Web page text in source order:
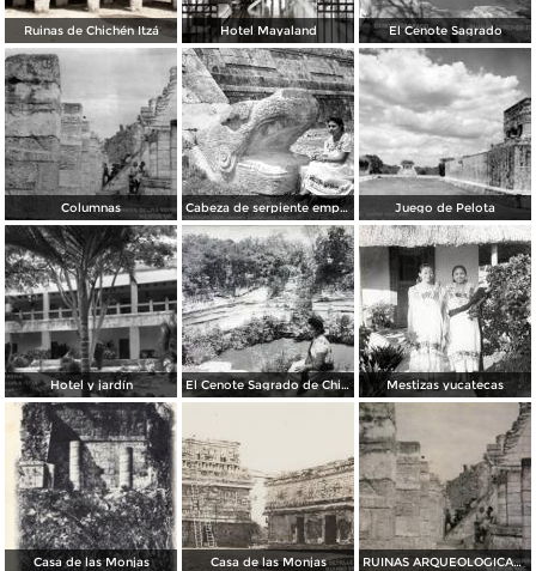
Ruinas de Chichén Itzá Hotel Mayaland El Cenote Sagrado
Columnas Cabeza de serpiente emplumada (Quetzalcóatl) Juego de Pelota
Hotel y jardín El Cenote Sagrado de Chichen Itza Yucatan Mestizas yucatecas
Casa de las Monjas Casa de las Monjas RUINAS ARQUEOLOGICAS Las Columnas